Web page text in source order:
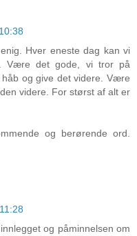
Hver eneste dag kan vi
Være det gode, vi tror på
og give det videre. Være
videre. For størst af alt er
og berørende ord.
og påminnelsen om